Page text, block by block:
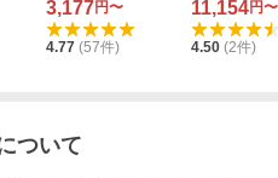
ド 58mm CF-XCP
RLG58
3,177円〜
4.77 (57件)
ーPLフィ
2mm CF-
L62
11,154円〜
4.50 (2件)
ついて